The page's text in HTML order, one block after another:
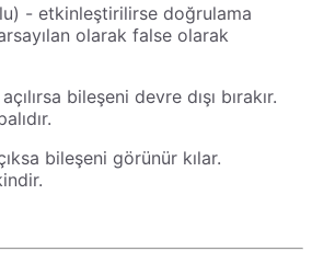
- etkinleştirilirse doğrulama
olarak false olarak
bileşeni devre dışı bırakır.
bileşeni görünür kılar.